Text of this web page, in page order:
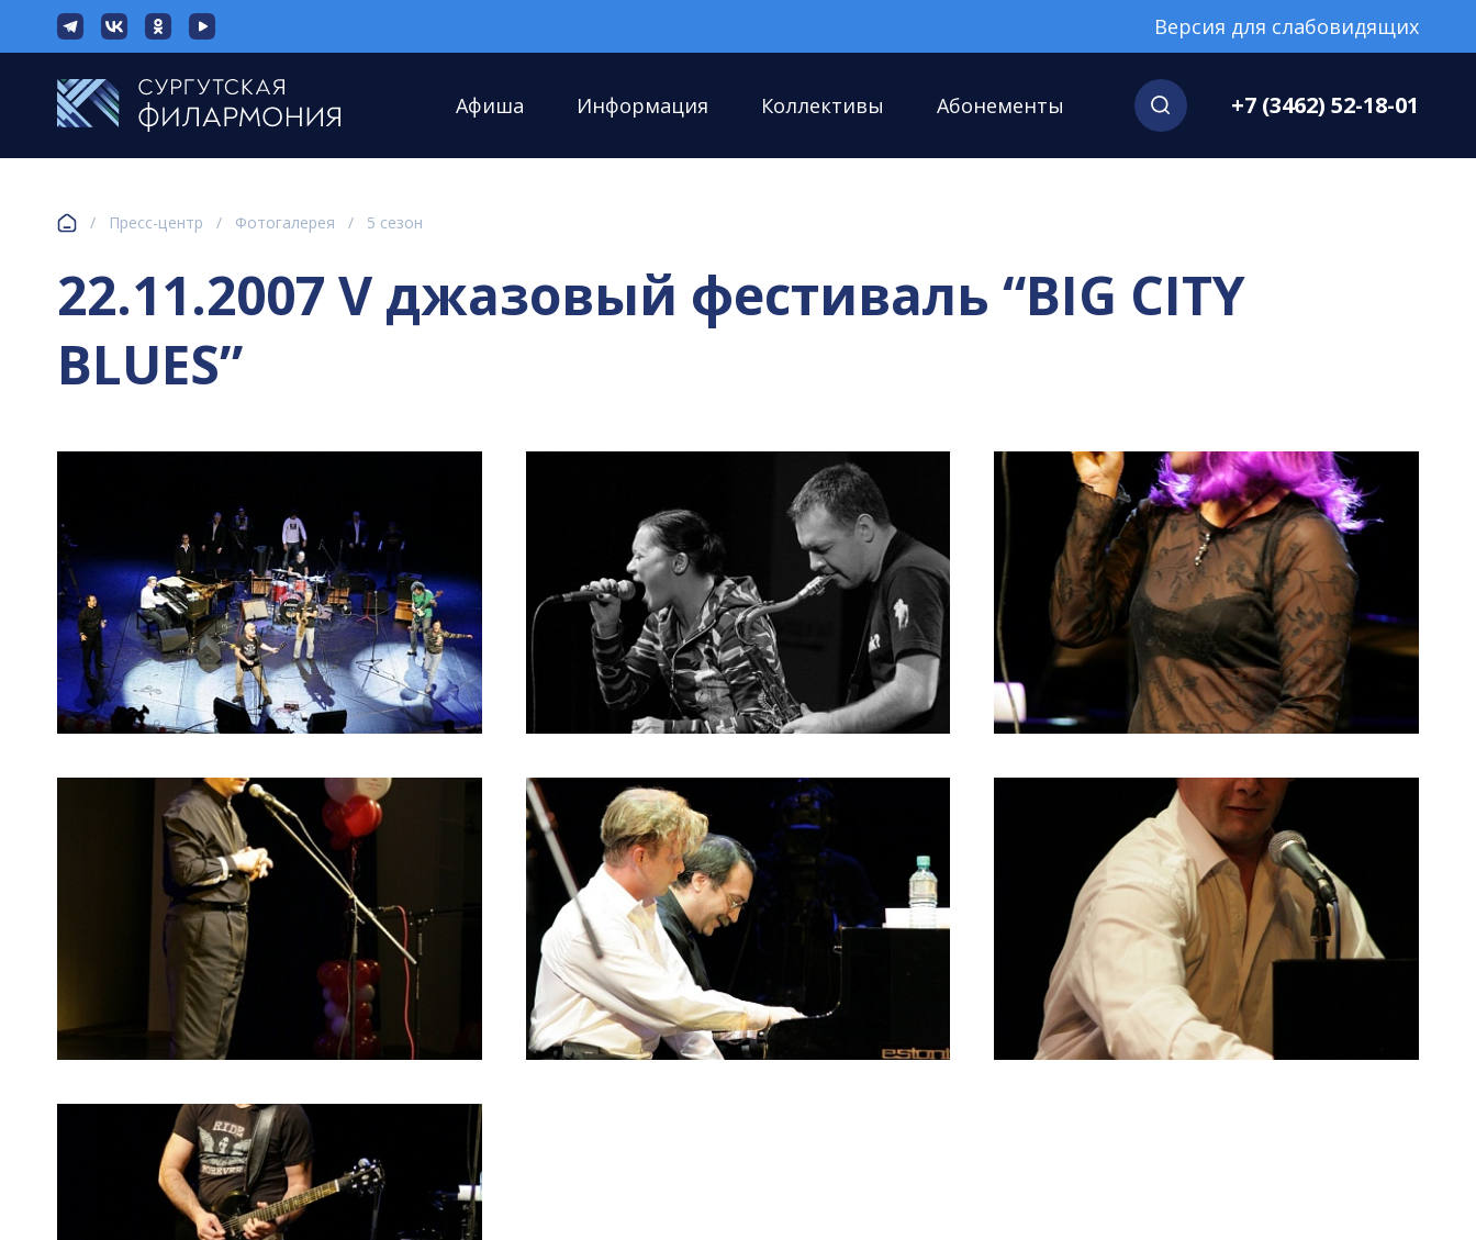
Версия для слабовидящих
Афиша Информация Коллективы Абонементы +7 (3462) 52-18-01
/ Пресс-центр / Фотогалерея / 5 сезон
22.11.2007 V джазовый фестиваль “BIG CITY
BLUES”